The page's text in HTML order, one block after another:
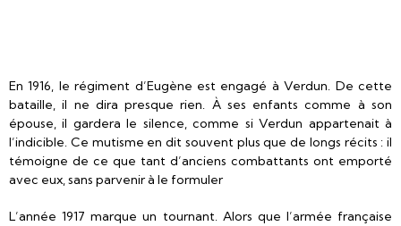
En 1916, le régiment d’Eugène est engagé à Verdun. De cette
bataille, il ne dira presque rien. À ses enfants comme à son
épouse, il gardera le silence, comme si Verdun appartenait à
l’indicible. Ce mutisme en dit souvent plus que de longs récits : il
témoigne de ce que tant d’anciens combattants ont emporté
avec eux, sans parvenir à le formuler
L’année 1917 marque un tournant. Alors que l’armée française